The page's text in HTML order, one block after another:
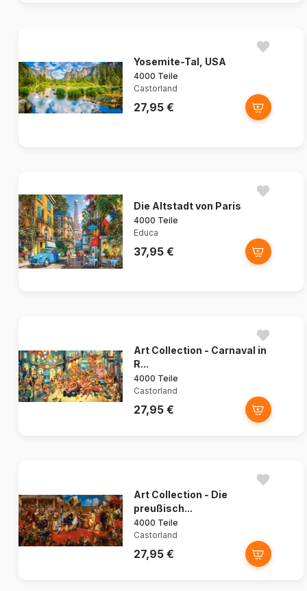
Yosemite-Tal, USA
4000 Teile
Castorland
27,95 €
Die Altstadt von Paris
4000 Teile
Educa
37,95 €
Art Collection - Carnaval in
R...
4000 Teile
Castorland
27,95 €
Art Collection - Die
preußisch...
4000 Teile
Castorland
27,95 €